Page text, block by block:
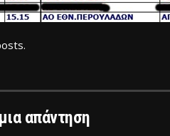
απάντηση